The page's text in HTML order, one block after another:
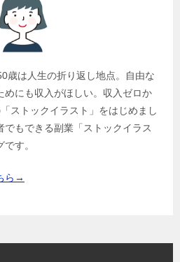
歳は人生の折り返し地点。自由な
めにも収入がほしい。収入ゼロか
ストックイラスト」をはじめまし
でもできる副業「ストックイラス
す。
ら→